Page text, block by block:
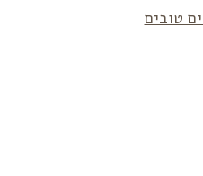
טובים